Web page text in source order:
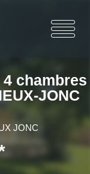
4 chambres
JONC
JONC